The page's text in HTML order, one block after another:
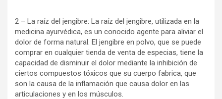
2 – La raíz del jengibre: La raíz del jengibre, utilizada en la
medicina ayurvédica, es un conocido agente para aliviar el
dolor de forma natural. El jengibre en polvo, que se puede
comprar en cualquier tienda de venta de especias, tiene la
capacidad de disminuir el dolor mediante la inhibición de
ciertos compuestos tóxicos que su cuerpo fabrica, que
son la causa de la inflamación que causa dolor en las
articulaciones y en los músculos.